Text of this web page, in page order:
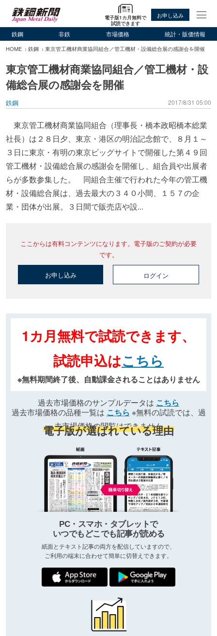
電子版1カ月無料で
試読できます
お申し込み
鉄鋼 非鉄 市場価格 統計・販価情報
HOME 鉄鋼 東京管工機材商業協同組合／管工機材・設備総合展の感謝会を開催
東京管工機材商業協同組合／管工機材・設
備総合展の感謝会を開催
鉄鋼 2017/8/31 05:00
東京管工機材商業協同組合（理事長・橋本政昭橋本総業
社長）は２８日夕、東京・港区の明治記念館で、８月１～
３日に東京・有明の東京ビッグサイトで開催した第４９回
管工機材・設備総合展の感謝会を開催し、組合員や出展者
らが多数参集した。 同組合主催で行われた今年の管工機
材・設備総合展は、過去最大の３４０小間、１５７の企
業・団体が出展。３日間で販売店や設...
ここからは有料コンテンツになります。電子版のご契約が必要
です。
お申し込み ログイン
1カ月無料で試読できます、
試読申込はこちら
※無料期間終了後、自動課金されることはありません
過去市場価格のサンプルデータは こちら
過去市場価格の品種一覧は こちら ※無料の試読では、過
去市場価格の閲覧はできません
電子版が選ばれている理由
PC・スマホ・タブレットで
いつでもどこでも記事が読める
紙面とテキスト記事の両方を配信していますので、
ご利用の端末に合わせて簡単に切替えできます。